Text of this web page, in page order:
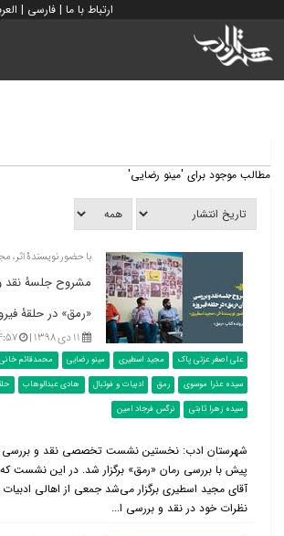
ارتباط با ما | فارسی |
مطالب موجود برای 'مینو رضایی'
با حضور نویسندۀ‌ اثر،
مشروح جلسۀ نقد
«رمق» در حلقۀ
۱۱ دی ۱۳۹۸ |
علی اصغر عزتی پاک مجید اسطیری مینو رضایی محمدقائم خانی
سیده عذرا موسوی
رمق ادبیات و فوتبال هادی عبدالوهاب
سیده زهرا ثابتی
نرگس فرجاد امین
شهرستان ادب: نخستین نشست تخصصی نقد و بررسی
پیش با بررسی رمان «رمق» برگزار شد. در این نشست
آقای مجید اسطیری برگزار می‌شد جمعی از اهالی ادبیات
نظرات خود در نقد و بررسی ا...